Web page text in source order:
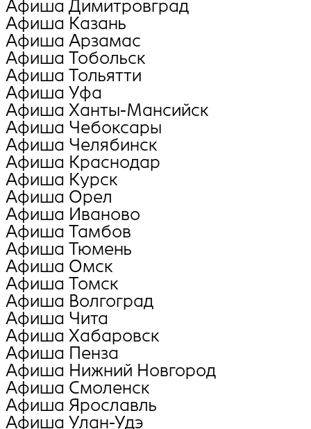
Афиша Димитровград
Афиша Казань
Афиша Арзамас
Афиша Тобольск
Афиша Тольятти
Афиша Уфа
Афиша Ханты-Мансийск
Афиша Чебоксары
Афиша Челябинск
Афиша Краснодар
Афиша Курск
Афиша Орел
Афиша Иваново
Афиша Тамбов
Афиша Тюмень
Афиша Омск
Афиша Томск
Афиша Волгоград
Афиша Чита
Афиша Хабаровск
Афиша Пенза
Афиша Нижний Новгород
Афиша Смоленск
Афиша Ярославль
Афиша Улан-Удэ